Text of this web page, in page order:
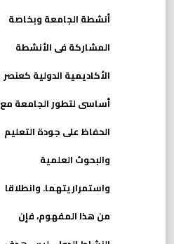
أنشطة الجامعة وبخاصة
المشاركة فى الأنشطة
الأكاديمية الدولية كعنصر
أساسى لتطور الجامعة مع
الحفاظ على جودة التعليم
والبحوث العلمية
واستمراريتهما. وانطلاقا
من هذا المفهوم، فإن